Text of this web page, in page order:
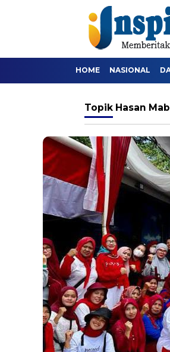
HOME NASIONAL
Topik Hasan